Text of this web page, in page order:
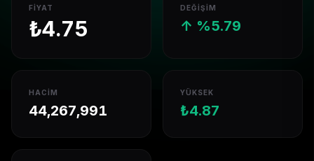
FIYAT
₺4.75
DEĞIŞIM
↑ %5.79
HACIM
44,267,991
YÜKSEK
₺4.87